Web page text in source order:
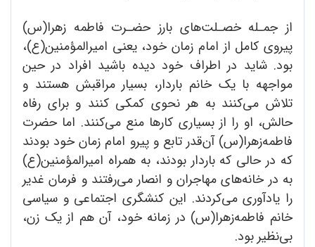
از جمـله خصـلت‌های بارز حضـرت فاطمه زهرا‌(س)
پیروى کامل از امام زمان خود، یعنی امیرالمؤمنین‌(ع)،
بود. شاید در اطراف خود دیده باشید افراد در حین
مواجهه با یک خانم باردار، بسیار مراقبش هستند و
تلاش می‌کنند به هر نحوی کمکی کنند و برای رفاه
حالش، او را از بسیاری کارها منع می‌کنند. اما حضرت
فاطمه‌زهرا‌(س) آن‌قدر تابع و پیرو امام زمان خود بودند
که در حالی که باردار بودند، به همراه امیرالمؤمنین‌(ع)
به در خانه‌های مهاجران و انصار می‌رفتند و فرمان غدیر
را یادآوری می‌کردند. این کنشگری اجتماعی و سیاسی
خانم فاطمه‌زهرا‌(س) در زمانه خود، آن هم از یک زن،
بی‌نظیر بود.